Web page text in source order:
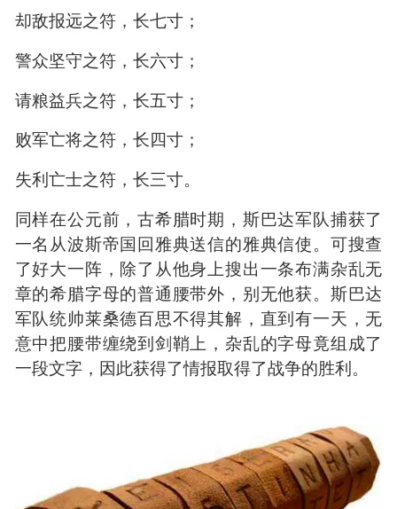
如先秦兵书《太公兵法》就有记载使用「阴符」
进行军队通信，就是通过特定长度的「符」来表
示不同的信息，属于符号替换法。
大胜克敌之符，长一尺；
破军擒将之符，长九寸；
降城得邑之符，长八寸；
却敌报远之符，长七寸；
警众坚守之符，长六寸；
请粮益兵之符，长五寸；
败军亡将之符，长四寸；
失利亡士之符，长三寸。
一名从波斯帝国回雅典送信的雅典信使。可搜查
了好大一阵，除了从他身上搜出一条布满杂乱无
章的希腊字母的普通腰带外，别无他获。斯巴达